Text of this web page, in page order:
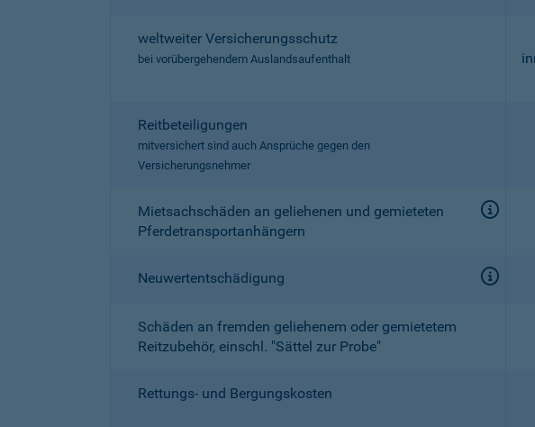
weltweiter Versicherungsschutz
bei vorübergehendem Auslandsaufenthalt
Reitbeteiligungen
mitversichert sind auch Ansprüche gegen den
Versicherungsnehmer
Mietsachschäden an geliehenen und gemieteten
Pferdetransportanhängern
Neuwertentschädigung
Schäden an fremden geliehenem oder gemietetem
Reitzubehör, einschl. "Sättel zur Probe"
Rettungs- und Bergungskosten